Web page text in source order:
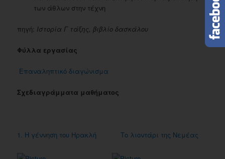
των άθλων στην τέχνη
πηγή: Ιστορία Γ τάξης, βιβλίο δασκάλου
Φύλλα εργασίας
Επαναληπτικό διαγώνισμα
Σχεδιαγράμματα μαθήματος
1. Η γέννηση του Ηρακλή Το λιοντάρι της Νεμέας